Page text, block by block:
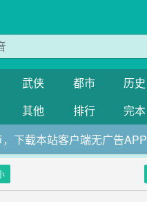
武侠 都市 历史
其他 排行 完本
下载本站客户端无广告APP